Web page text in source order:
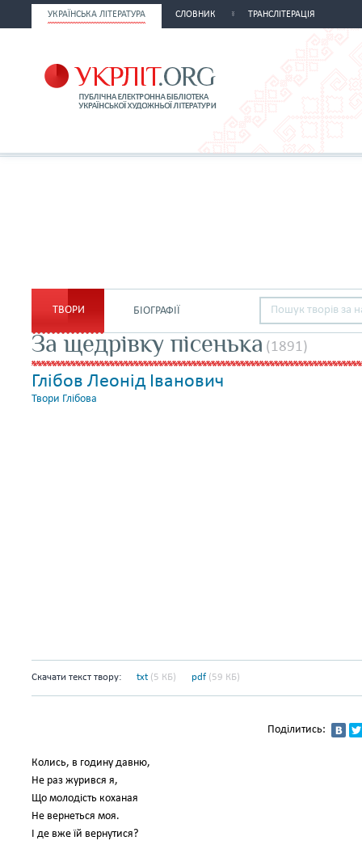
УКРАЇНСЬКА ЛІТЕРАТУРА СЛОВНИК ТРАНСЛІТЕРАЦІЯ
ТВОРИ БІОГРАФІЇ
За щедрівку пісенька (1891)
Глібов Леонід Іванович
Твори Глібова
Скачати текст твору: txt (5 КБ) pdf (59 КБ)
Поділитись:
Колись, в годину давню,
Не раз журився я,
Що молодість коханая
Не вернеться моя.
І де вже їй вернутися?